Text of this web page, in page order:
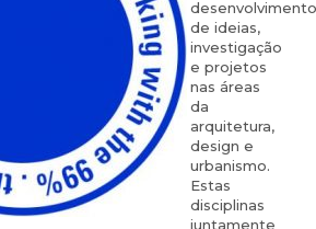
desenvolvimento
de ideias,
investigação
e projetos
nas áreas
da
arquitetura,
design e
urbanismo.
Estas
disciplinas
juntamente